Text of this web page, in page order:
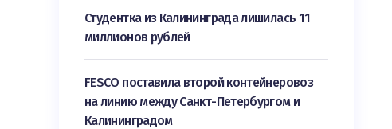
Студентка из Калининграда лишилась 11
миллионов рублей
FESCO поставила второй контейнеровоз
на линию между Санкт-Петербургом и
Калининградом